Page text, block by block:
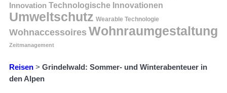
Innovation Technologische Innovationen
Umweltschutz Wearable Technologie
Wohnaccessoires Wohnraumgestaltung
Zeitmanagement
Reisen > Grindelwald: Sommer- und Winterabenteuer in
den Alpen